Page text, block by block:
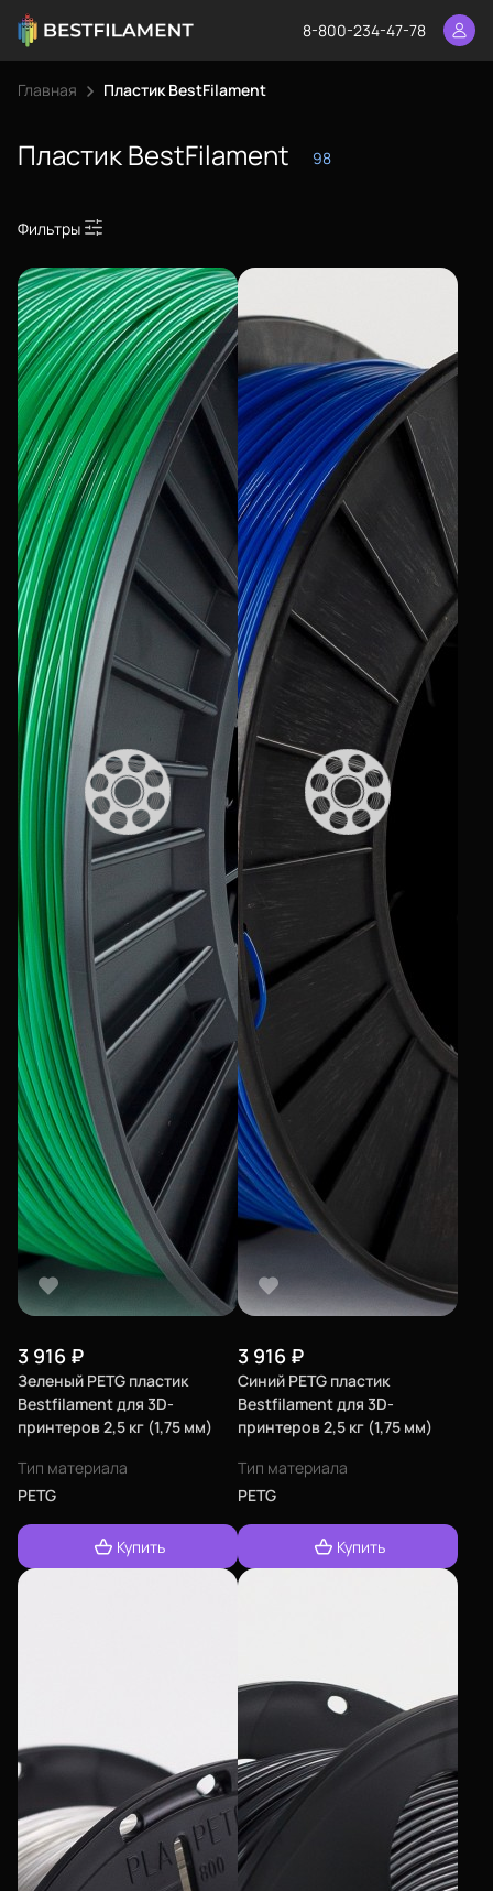
8-800-234-47-78
Главная Пластик BestFilament
Пластик BestFilament 98
Фильтры
3 916 ₽
Зеленый PETG пластик
Bestfilament для 3D-
принтеров 2,5 кг (1,75 мм)
Тип материала
PETG
Купить
3 916 ₽
Синий PETG пластик
Bestfilament для 3D-
принтеров 2,5 кг (1,75 мм)
Тип материала
PETG
Купить